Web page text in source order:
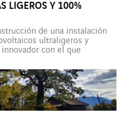
LIGEROS Y 100%
de una instalación
ultraligeros y
con el que
se han instalado
el mundo. Actualmente se